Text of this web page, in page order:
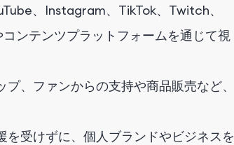
、Instagram、TikTok、Twitch、
ンテンツプラットフォームを通じて視
、ファンからの支持や商品販売など、
受けずに、個人ブランドやビジネスを